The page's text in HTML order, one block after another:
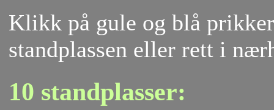
Klikk på gule og blå
standplassen eller rett i
10 standplasser: